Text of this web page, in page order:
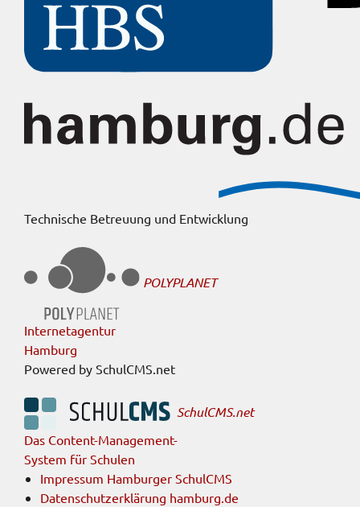
Technische Betreuung und Entwicklung
POLYPLANET
Internetagentur
Hamburg
Powered by SchulCMS.net
SchulCMS.net
Das Content-Management-
System für Schulen
Impressum Hamburger SchulCMS
Datenschutzerklärung hamburg.de